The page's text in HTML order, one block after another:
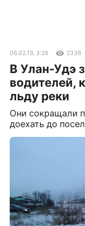
06.02.19, 3:26 2336
В Улан-Удэ
водителей,
льду реки
Они сокращали
доехать до